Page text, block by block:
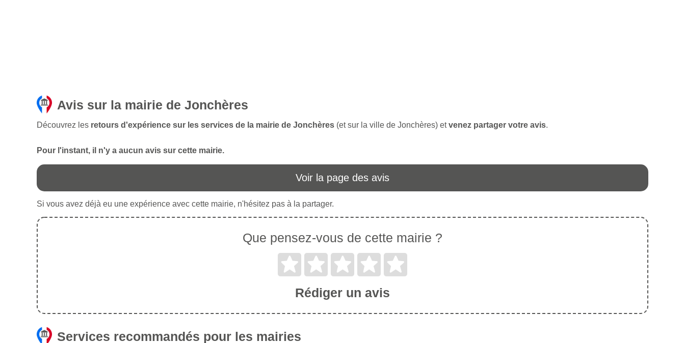
Avis sur la mairie de Jonchères
Découvrez les retours d'expérience sur les services de la mairie de Jonchères (et sur la ville de Jonchères) etvenez partager votre avis.
Pour l'instant, il n'y a aucun avis sur cette mairie.
Voir la page des avis
Si vous avez déjà eu une expérience avec cette mairie, n'hésitez pas à la partager.
Que pensez-vous de cette mairie ?
Rédiger un avis
Services recommandés pour les mairies